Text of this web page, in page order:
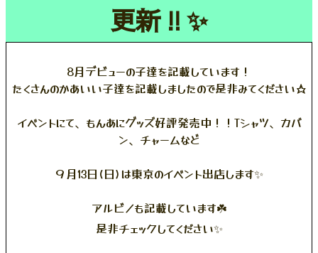
更新‼️✨
8月デビューの子達を記載しています！
たくさんのかあいい子達を記載しましたので是非みてください☆
イベントにて、もんあにグッズ好評発売中！！Tシャツ、カバ
ン、チャームなど
９月13日(日)は東京のイベント出店します✨
アルビノも記載しています☘️
是非チェックしてください✨